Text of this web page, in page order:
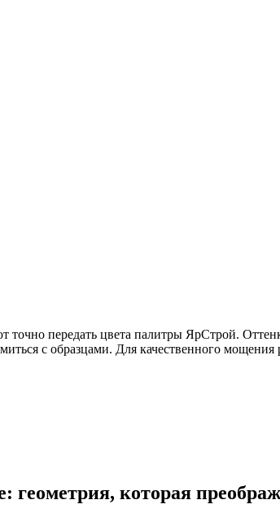
точно передать цвета палитры ЯрСтрой.
с образцами. Для качественного мощения
которая